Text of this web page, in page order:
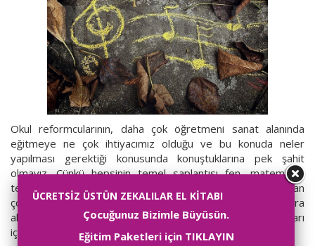
Okul reformcularının, daha çok öğretmeni sanat alanında
eğitmeye ne çok ihtiyacımız olduğu ve bu konuda neler
yapılması gerektiği konusunda konuştuklarına pek şahit
olmayız. Çünkü hepsinin temel saplantısı fen, matematik,
teknoloji ve mühendislik alanlarıdır. Oysa çocuklar sanattan
çok şey öğrenir. Sanat, kendi asıl değerleri dışında çocuklara
akademik başarı ve genel anlamda hayatta başarı kazanmaları
için çok önemli beceriler de kazandırır.
ÜCRETSİZ ÜSTÜN ZEKALILAR EL KİTABI
Çocuğunuz Bizimle Büyüsün.
Eğitim Paketleri için TIKLAYIN